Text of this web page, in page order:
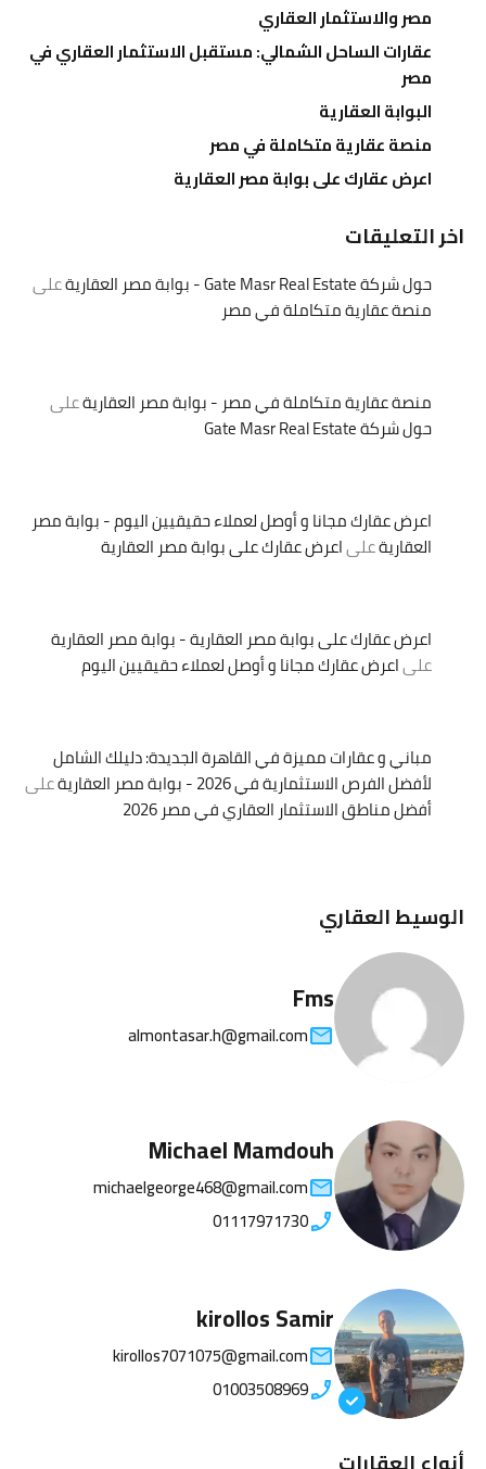
مصر والاستثمار العقاري
عقارات الساحل الشمالي: مستقبل الاستثمار العقاري في
مصر
البوابة العقارية
منصة عقارية متكاملة في مصر
اعرض عقارك على بوابة مصر العقارية
اخر التعليقات
حول شركة Gate Masr Real Estate - بوابة مصر العقارية
على
منصة عقارية متكاملة في مصر
منصة عقارية متكاملة في مصر - بوابة مصر العقاريةعلى
حول شركة Gate Masr Real Estate
اعرض عقارك مجانا و أوصل لعملاء حقيقيين اليوم - بوابة مصر
العقاريةعلىاعرض عقارك على بوابة مصر العقارية
اعرض عقارك على بوابة مصر العقارية - بوابة مصر العقارية
علىاعرض عقارك مجانا و أوصل لعملاء حقيقيين اليوم
مباني و عقارات مميزة في القاهرة الجديدة: دليلك الشامل
لأفضل الفرص الاستثمارية في 2026 - بوابة مصر العقارية
على
أفضل مناطق الاستثمار العقاري في مصر 2026
الوسيط العقاري
Fms
almontasar.h@gmail.com
Michael Mamdouh
michaelgeorge468@gmail.com
01117971730
kirollos Samir
kirollos7071075@gmail.com
01003508969